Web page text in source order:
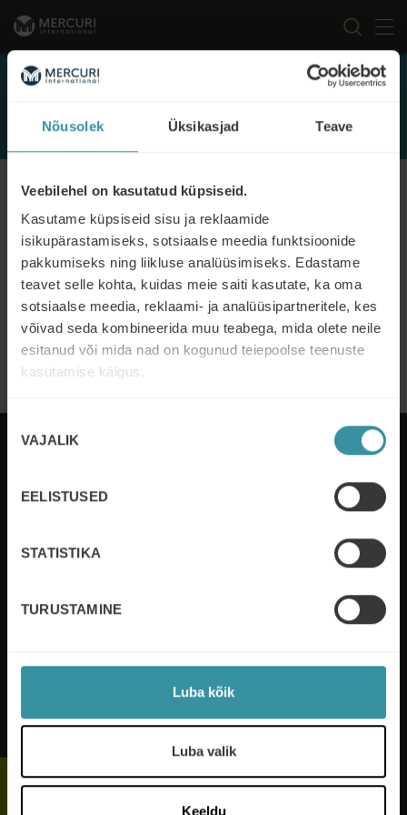
Nõusolek Üksikasjad Teave
Veebilehel on kasutatud küpsiseid.
Kasutame küpsiseid sisu ja reklaamide
isikupärastamiseks, sotsiaalse meedia funktsioonide
pakkumiseks ning liikluse analüüsimiseks. Edastame
teavet selle kohta, kuidas meie saiti kasutate, ka oma
sotsiaalse meedia, reklaami- ja analüüsipartneritele, kes
võivad seda kombineerida muu teabega, mida olete neile
esitanud või mida nad on kogunud teiepoolse teenuste
kasutamise käigus.
valik
VAJALIK
EELISTUSED
STATISTIKA
TURUSTAMINE
Luba kõik
Luba valik
Keeldu
Skip to content
FILTER
Kliendikeskne teenindamine
Read more
enam kui 50 riigis. Me teenindame kliente nii
lokaalselt kui globaalselt. Me kasvatame kasumit
Jälgi meid